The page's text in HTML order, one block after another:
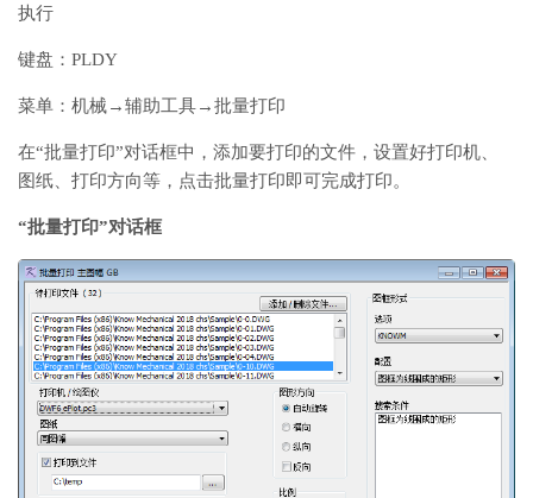
执行
键盘：PLDY
菜单：机械→辅助工具→批量打印
在“批量打印”对话框中，添加要打印的文件，设置好打印机、
图纸、打印方向等，点击批量打印即可完成打印。
“批量打印”对话框